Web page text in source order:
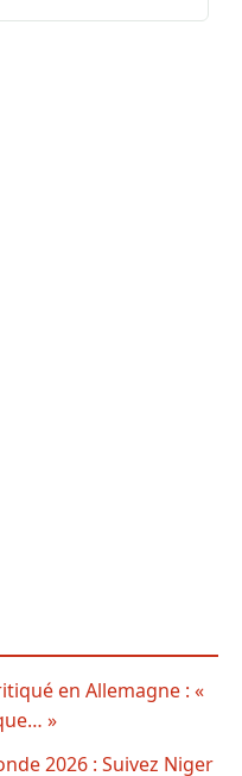
en Allemagne : «
»
2026 : Suivez Niger